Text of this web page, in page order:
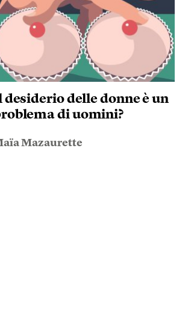
desiderio delle donne è un
di uomini?
Mazaurette